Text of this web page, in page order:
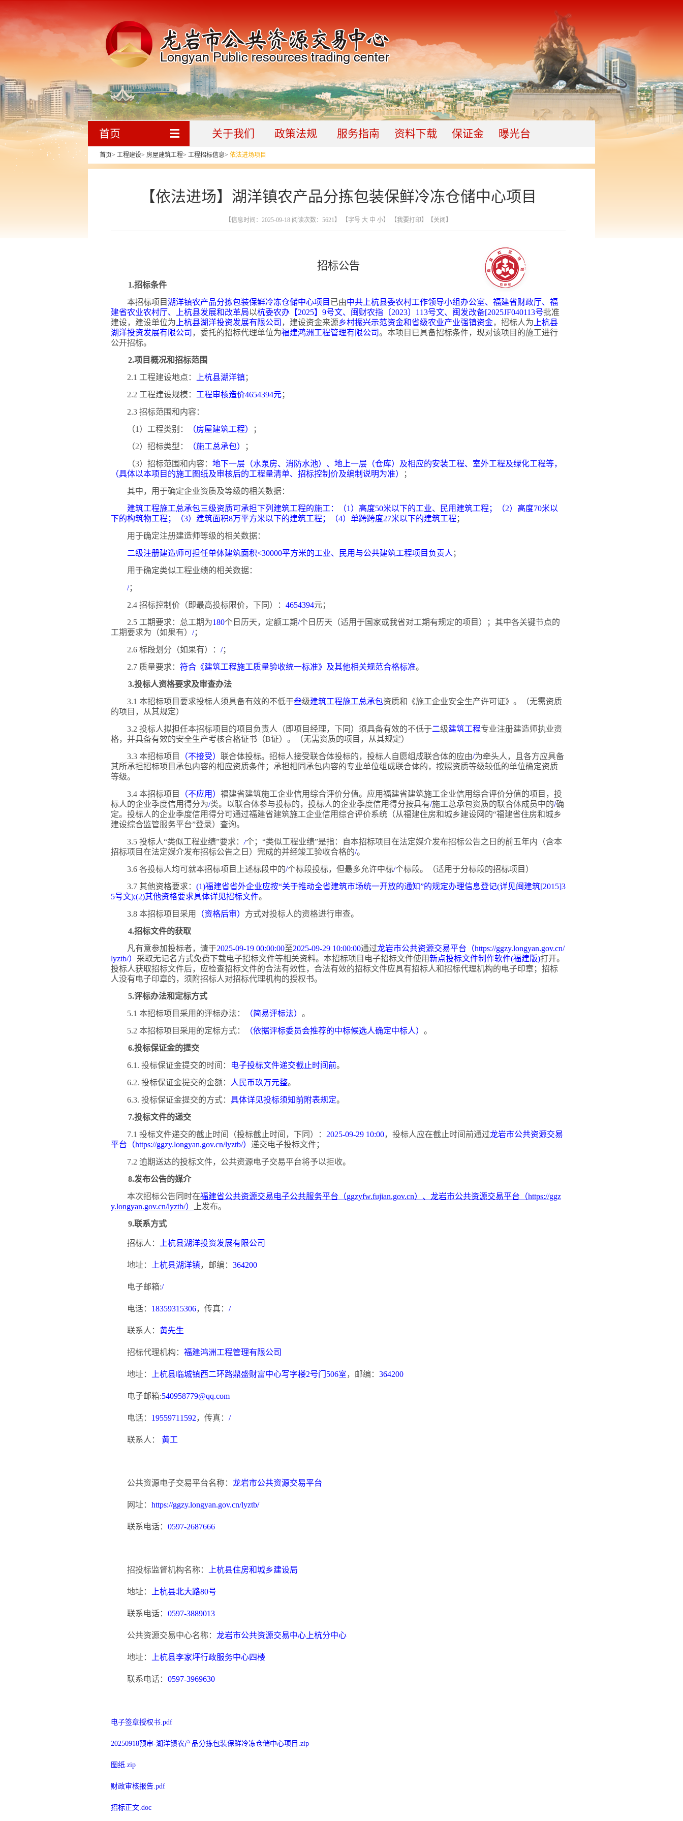
首页 关于我们 政策法规 服务指南 资料下载 保证金 曝光台
首页> 工程建设> 房屋建筑工程> 工程招标信息> 依法进场项目
【依法进场】湖洋镇农产品分拣包装保鲜冷冻仓储中心项目
【信息时间：2025-09-18 阅读次数： 5621】 【字号 大 中 小】 【我要打印】 【关闭】
招标公告
1.招标条件
本招标项目湖洋镇农产品分拣包装保鲜冷冻仓储中心项目 已由中共上杭县委农村工作领导小组办公室、福建省财政厅、福
建省农业农村厅、
上杭县发展和改革局以杭委农办【2025】9号文、闽财农指〔2023〕113号文、 闽发改备[2025JF040113号批准
建设，建设单位为 上杭县湖洋投资发展有限公司 ，建设资金来源乡村振兴示范资金和省级农业产业强镇资金，招标人为 上杭县
湖洋投资发展有限公司 ，委托的招标代理单位为福建鸿洲工程管理有限公司。本项目已具备招标条件，现对该项目的施工进行
公开招标。
2.项目概况和招标范围
2.1 工程建设地点：
上杭县湖洋镇；
2.2 工程建设规模： 工程审核造价4654394元；
2.3 招标范围和内容：
（1）工程类别： （房屋建筑工程）
；
（2）招标类型： （施工总承包）
；
（3）招标范围和内容： 地下一层（水泵房、消防水池）、地上一层（仓库）及相应的安装工程、室外工程及绿化工程等，
（具体以本项目的施工图纸及审核后的工程量清单、招标控制价及编制说明为准）
；
其中，用于确定企业资质及等级的相关数据：
建筑工程施工总承包三级资质可承担下列建筑工程的施工：（1）高度50米以下的工业、民用建筑工程；（2）高度70米以
下的构筑物工程；（3）建筑面积8万平方米以下的建筑工程；（4）单跨跨度27米以下的建筑工程 ；
用于确定注册建造师等级的相关数据：
二级注册建造师可担任单体建筑面积<30000平方米的工业、民用与公共建筑工程项目负责人 ；
用于确定类似工程业绩的相关数据：
/；
2.4 招标控制价（即最高投标限价，下同）： 4654394元；
2.5 工期要求：总工期为180个日历天，定额工期/个日历天（适用于国家或我省对工期有规定的项目）；其中各关键节点的
工期要求为（如果有） /；
2.6 标段划分（如果有）： /；
2.7 质量要求： 符合《建筑工程施工质量验收统一标准》及其他相关规范合格标准。
3.投标人资格要求及审查办法
3.1 本招标项目要求投标人须具备有效的不低于叁级建筑工程施工总承包资质和《施工企业安全生产许可证》。（无需资质
的项目，从其规定）
3.2 投标人拟担任本招标项目的项目负责人（即项目经理，下同）须具备有效的不低于二级建筑工程专业注册建造师执业资
格，并具备有效的安全生产考核合格证书（B证）。（无需资质的项目，从其规定）
3.3 本招标项目
（不接受） 联合体投标。招标人接受联合体投标的，投标人自愿组成联合体的应由/为牵头人，且各方应具备
其所承担招标项目承包内容的相应资质条件；承担相同承包内容的专业单位组成联合体的，按照资质等级较低的单位确定资质
等级。
3.4 本招标项目
（不应用） 福建省建筑施工企业信用综合评价分值。应用福建省建筑施工企业信用综合评价分值的项目，投
标人的企业季度信用得分为/类。以联合体参与投标的，投标人的企业季度信用得分按具有/施工总承包资质的联合体成员中的/确
定。投标人的企业季度信用得分可通过福建省建筑施工企业信用综合评价系统（从福建住房和城乡建设网的“福建省住房和城乡
建设综合监管服务平台”登录）查询。
3.5 投标人“类似工程业绩”要求： /个； “类似工程业绩”是指：自本招标项目在法定媒介发布招标公告之日的前五年内（含本
招标项目在法定媒介发布招标公告之日）完成的并经竣工验收合格的/。
3.6 各投标人均可就本招标项目上述标段中的/个标段投标，但最多允许中标/个标段。（适用于分标段的招标项目）
3.7 其他资格要求： (1)福建省省外企业应按“关于推动全省建筑市场统一开放的通知”的规定办理信息登记(详见闽建筑[2015]3
5号文);(2)其他资格要求具体详见招标文件。
3.8 本招标项目采用
（资格后审） 方式对投标人的资格进行审查。
4.招标文件的获取
凡有意参加投标者，请于2025-09-19 00:00:00至2025-09-29 10:00:00通过龙岩市公共资源交易平台（https://ggzy.longyan.gov.cn/
lyztb/） 采取无记名方式免费下载电子招标文件等相关资料。本招标项目电子招标文件使用新点投标文件制作软件(福建版)打开。
投标人获取招标文件后，应检查招标文件的合法有效性，合法有效的招标文件应具有招标人和招标代理机构的电子印章；招标
人没有电子印章的， 须附招标人对招标代理机构的授权书。
5.评标办法和定标方式
5.1 本招标项目采用的评标办法：
（简易评标法） 。
5.2 本招标项目采用的定标方式：
（依据评标委员会推荐的中标候选人确定中标人） 。
6.投标保证金的提交
6.1. 投标保证金提交的时间：
电子投标文件递交截止时间前。
6.2. 投标保证金提交的金额：
人民币玖万元整。
6.3. 投标保证金提交的方式： 具体详见投标须知前附表规定。
7.投标文件的递交
7.1 投标文件递交的截止时间（投标截止时间，下同）： 2025-09-29 10:00，投标人应在截止时间前通过龙岩市公共资源交易
平台（https://ggzy.longyan.gov.cn/lyztb/） 递交电子投标文件；
7.2 逾期送达的投标文件，公共资源电子交易平台将予以拒收。
8.发布公告的媒介
本次招标公告同时在福建省公共资源交易电子公共服务平台（ggzyfw.fujian.gov.cn）、龙岩市公共资源交易平台（https://ggz
y.longyan.gov.cn/lyztb/）
上发布。
9.联系方式
招标人： 上杭县湖洋投资发展有限公司
地址： 上杭县湖洋镇，邮编： 364200
电子邮箱:/
电话： 18359315306，传真： /
联系人： 黄先生
招标代理机构： 福建鸿洲工程管理有限公司
地址： 上杭县临城镇西二环路鼎盛财富中心写字楼2号门506室，邮编： 364200
电子邮箱:540958779@qq.com
电话： 19559711592，传真： /
联系人： 黄工
公共资源电子交易平台名称： 龙岩市公共资源交易平台
网址： https://ggzy.longyan.gov.cn/lyztb/
联系电话： 0597-2687666
招投标监督机构名称： 上杭县住房和城乡建设局
地址： 上杭县北大路80号
联系电话： 0597-3889013
公共资源交易中心名称： 龙岩市公共资源交易中心上杭分中心
地址： 上杭县李家坪行政服务中心四楼
联系电话： 0597-3969630
电子签章授权书.pdf
20250918预审-湖洋镇农产品分拣包装保鲜冷冻仓储中心项目.zip
图纸.zip
财政审核报告.pdf
招标正文.doc